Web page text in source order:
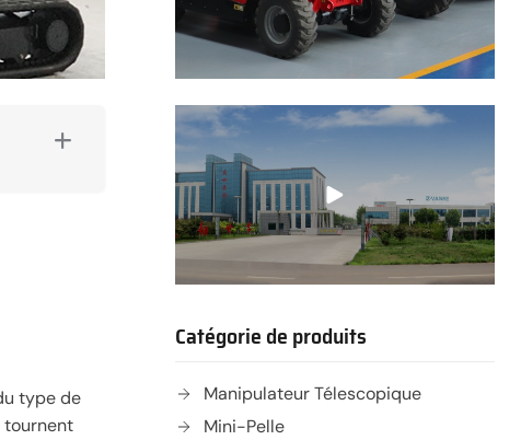
type de
tournent
Catégorie de produits
Manipulateur Télescopique
Mini-Pelle